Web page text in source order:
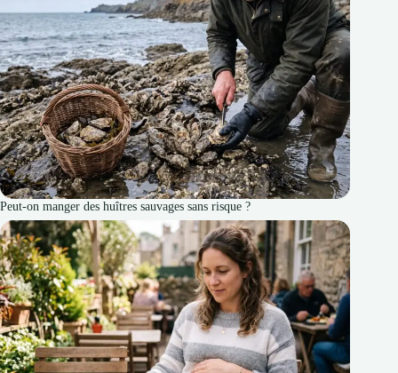
Peut-on manger des huîtres sauvages sans risque ?